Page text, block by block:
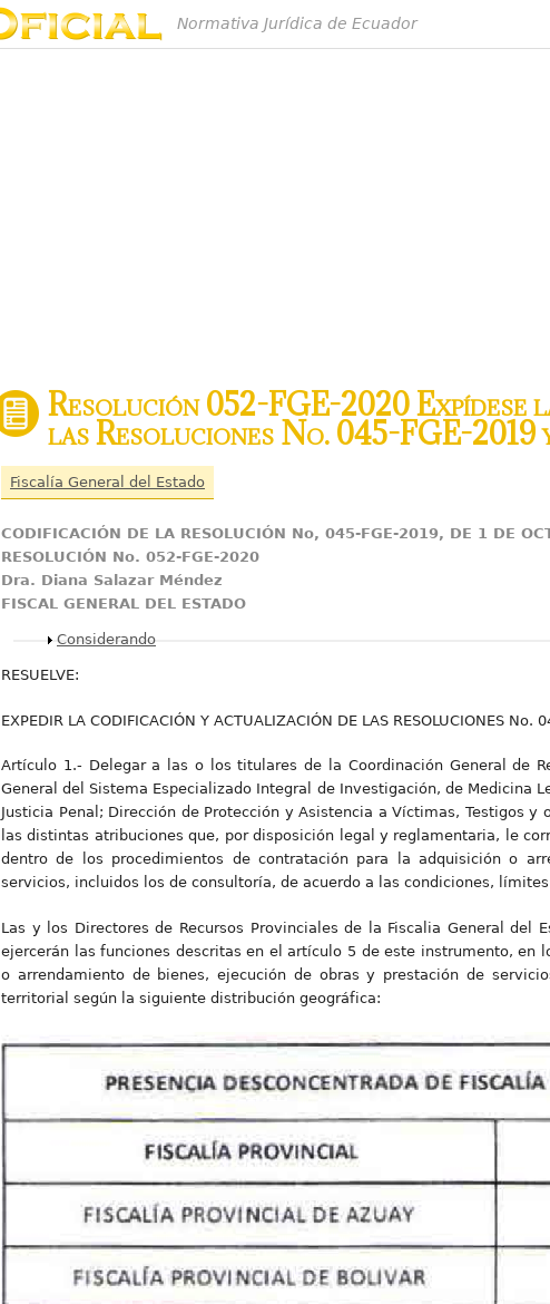
Normativa Jurídica de Ecuador
Resolución 052-FGE-2020
las Resoluciones No. 045-FGE-
Fiscalía General del Estado
CODIFICACIÓN DE LA RESOLUCIÓN No, 045-FGE-2019, DE 1 DE
RESOLUCIÓN No. 052-FGE-2020
Dra. Diana Salazar Méndez
FISCAL GENERAL DEL ESTADO
Mostrar
Considerando
RESUELVE:
EXPEDIR LA CODIFICACIÓN Y ACTUALIZACIÓN DE LAS RESOLUCIONES No.
Artículo 1.- Delegar a las o los titulares de la Coordinación General de
General del Sistema Especializado Integral de Investigación, de Medicina
Justicia Penal; Dirección de Protección y Asistencia a Víctimas, Testigos
las distintas atribuciones que, por disposición legal y reglamentaria, le
dentro de los procedimientos de contratación para la adquisición o
servicios, incluidos los de consultoría, de acuerdo a las condiciones,
Las y los Directores de Recursos Provinciales de la Fiscalia General del
ejercerán las funciones descritas en el artículo 5 de este instrumento, en
o arrendamiento de bienes, ejecución de obras y prestación de
territorial según la siguiente distribución geográfica: